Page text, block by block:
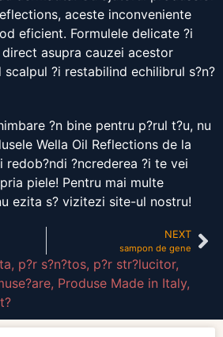
aceste inconveniente
eficient. Formulele delicate ?i
asupra cauzei acestor
?i restabilind echilibrul s?n?
?n bine pentru p?rul t?u, nu
Wella Oil Reflections de la
redob?ndi ?ncrederea ?i te vei
piele! Pentru mai multe
ezita s? vizitezi site-ul nostru!
NEXT
sampon de gene
, p?r s?n?tos, p?r str?lucitor,
, Produse Made in Italy,